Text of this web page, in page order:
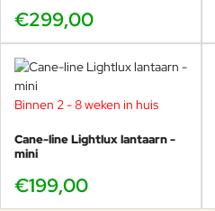
€299,00
Binnen 2 - 8 weken in huis
Cane-line Lightlux lantaarn -
mini
€199,00